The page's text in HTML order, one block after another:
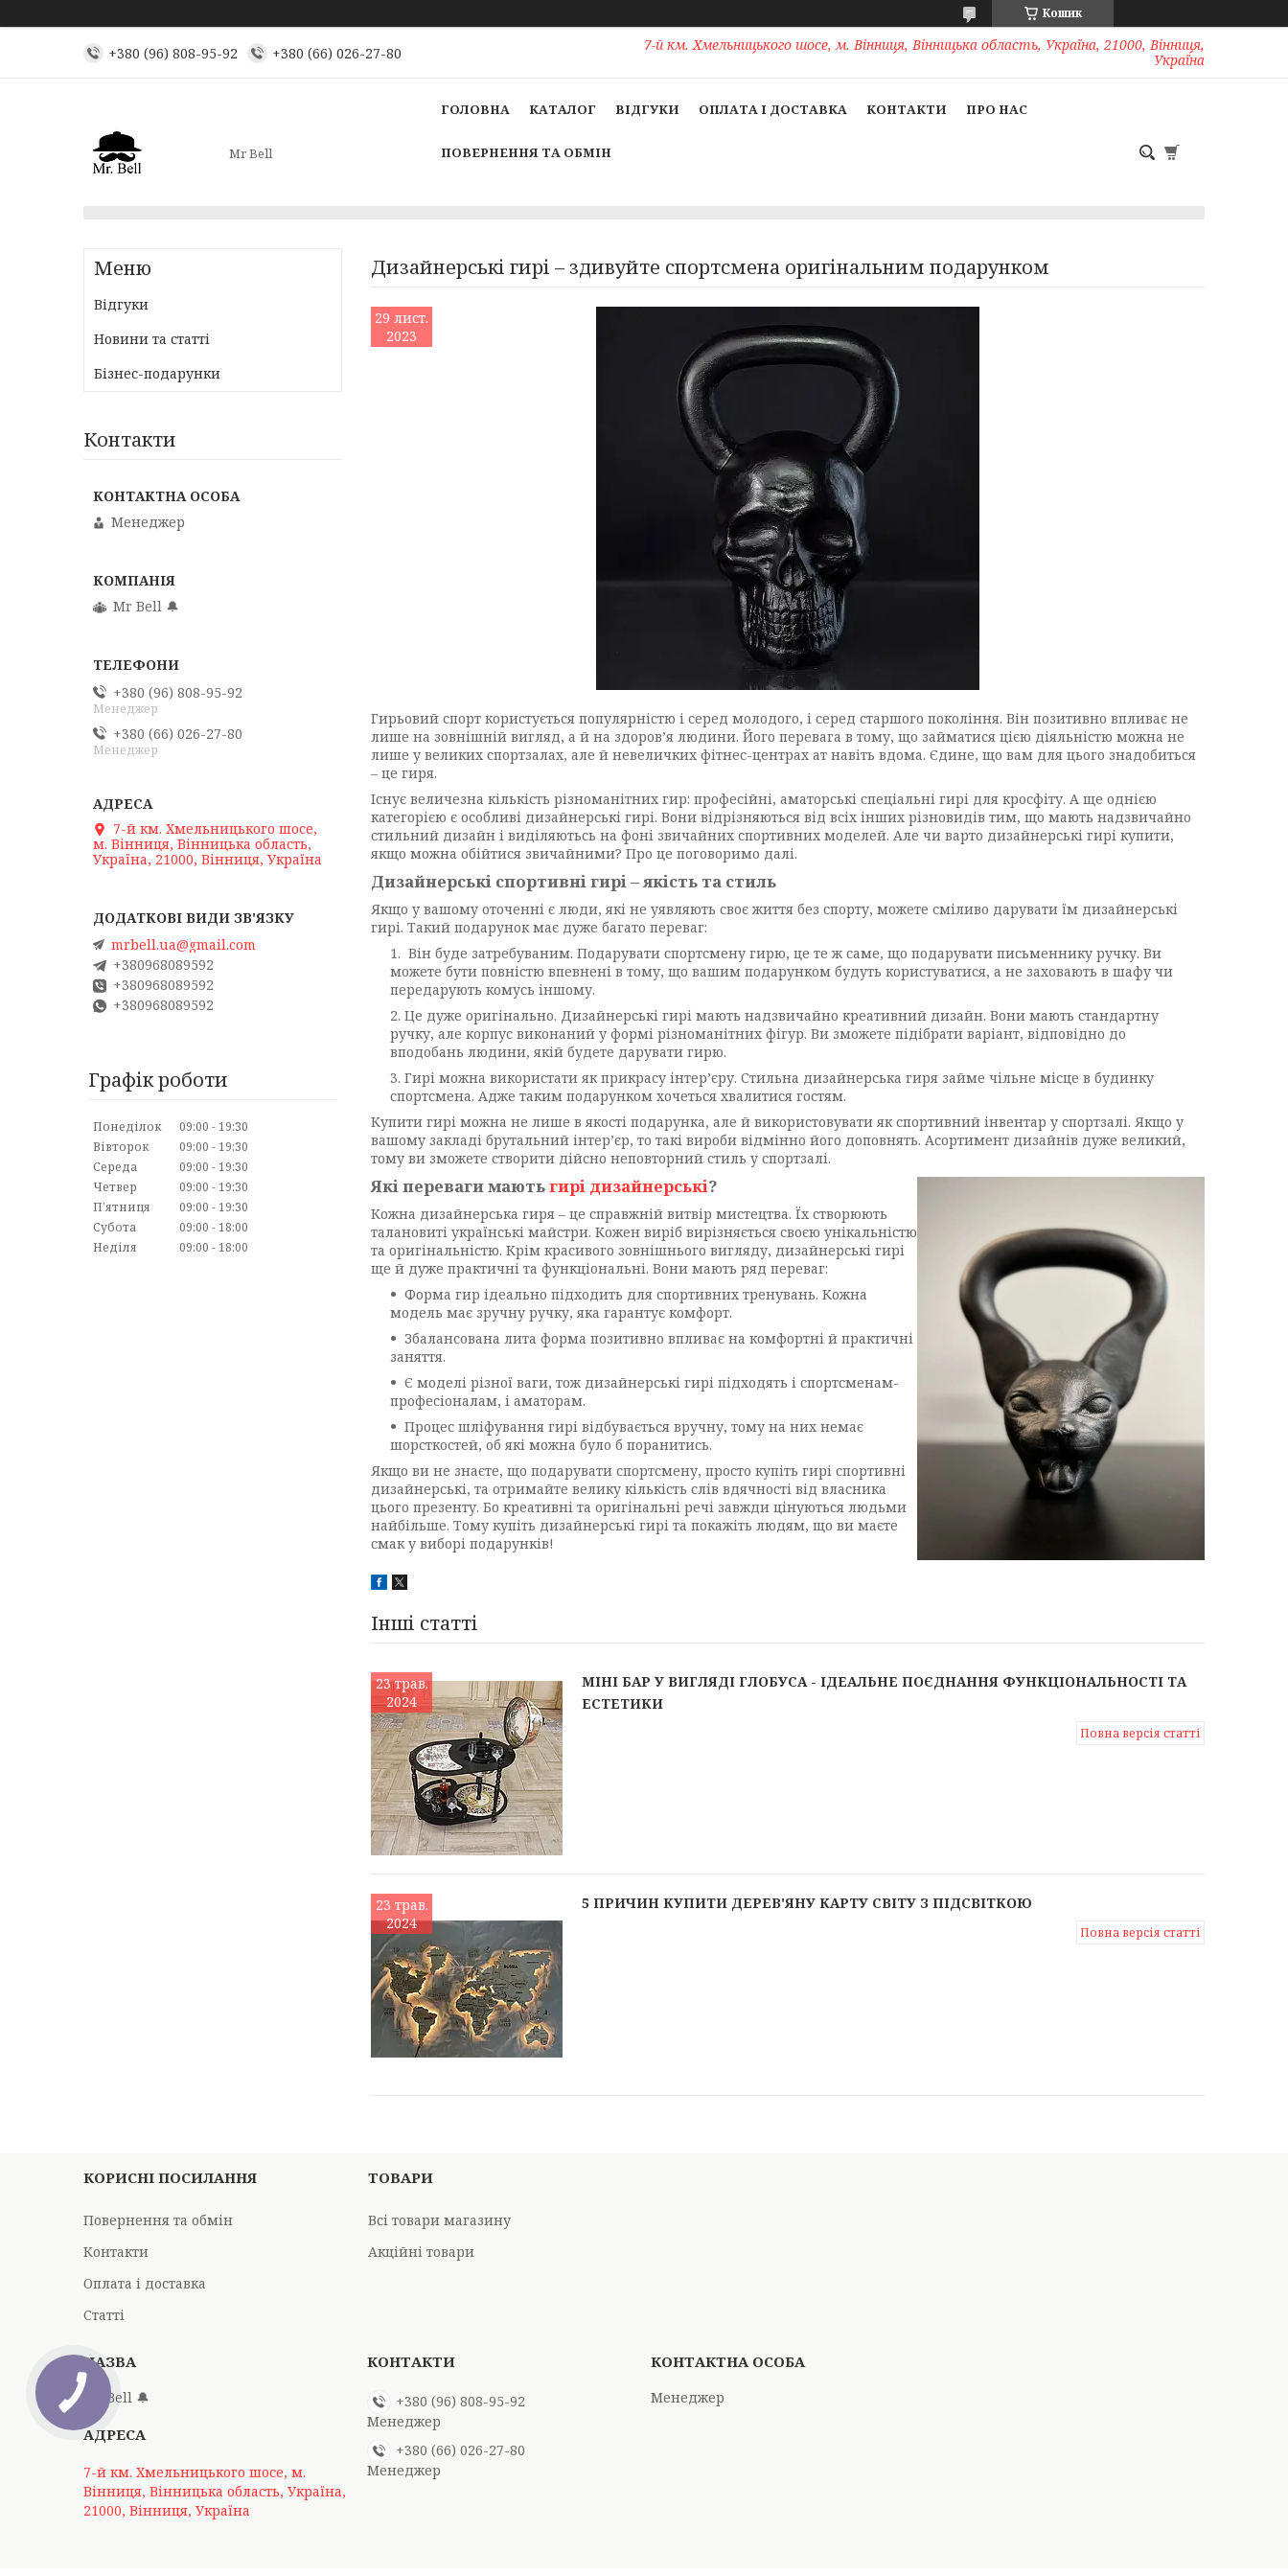
Кошик
+380 (96) 808-95-92 +380 (66) 026-27-80
7-й км. Хмельницького шосе, м. Вінниця, Вінницька область, Україна, 21000, Вінниця,
Україна
Mr Bell
ГОЛОВНА КАТАЛОГ ВІДГУКИ ОПЛАТА І ДОСТАВКА КОНТАКТИ ПРО НАС
ПОВЕРНЕННЯ ТА ОБМІН
Дизайнерські гирі – здивуйте спортсмена оригінальним подарунком
29 лист.
2023
Гирьовий спорт користується популярністю і серед молодого, і серед старшого покоління. Він позитивно впливає не
лише на зовнішній вигляд, а й на здоров’я людини. Його перевага в тому, що займатися цією діяльністю можна не
лише у великих спортзалах, але й невеличких фітнес-центрах ат навіть вдома. Єдине, що вам для цього знадобиться
– це гиря.
Існує величезна кількість різноманітних гир: професійні, аматорські спеціальні гирі для кросфіту. А ще однією
категорією є особливі дизайнерські гирі. Вони відрізняються від всіх інших різновидів тим, що мають надзвичайно
стильний дизайн і виділяютьсь на фоні звичайних спортивних моделей. Але чи варто дизайнерські гирі купити,
якщо можна обійтися звичайними? Про це поговоримо далі.
Дизайнерські спортивні гирі – якість та стиль
Якщо у вашому оточенні є люди, які не уявляють своє життя без спорту, можете сміливо дарувати їм дизайнерські
гирі. Такий подарунок має дуже багато переваг:
Він буде затребуваним. Подарувати спортсмену гирю, це те ж саме, що подарувати письменнику ручку. Ви
можете бути повністю впевнені в тому, що вашим подарунком будуть користуватися, а не заховають в шафу чи
передарують комусь іншому.
Це дуже оригінально. Дизайнерські гирі мають надзвичайно креативний дизайн. Вони мають стандартну
ручку, але корпус виконаний у формі різноманітних фігур. Ви зможете підібрати варіант, відповідно до
вподобань людини, якій будете дарувати гирю.
Гирі можна використати як прикрасу інтер’єру. Стильна дизайнерська гиря займе чільне місце в будинку
спортсмена. Адже таким подарунком хочеться хвалитися гостям.
Купити гирі можна не лише в якості подарунка, але й використовувати як спортивний інвентар у спортзалі. Якщо у
вашому закладі брутальний інтер’єр, то такі вироби відмінно його доповнять. Асортимент дизайнів дуже великий,
тому ви зможете створити дійсно неповторний стиль у спортзалі.
Які переваги маютьгирі дизайнерські?
Кожна дизайнерська гиря – це справжній витвір мистецтва. Їх створюють
талановиті українські майстри. Кожен виріб вирізняється своєю унікальністю
та оригінальністю. Крім красивого зовнішнього вигляду, дизайнерські гирі
ще й дуже практичні та функціональні. Вони мають ряд переваг:
Форма гир ідеально підходить для спортивних тренувань. Кожна
модель має зручну ручку, яка гарантує комфорт.
Збалансована лита форма позитивно впливає на комфортні й практичні
заняття.
Є моделі різної ваги, тож дизайнерські гирі підходять і спортсменам-
професіоналам, і аматорам.
Процес шліфування гирі відбувається вручну, тому на них немає
шорсткостей, об які можна було б поранитись.
Якщо ви не знаєте, що подарувати спортсмену, просто купіть гирі спортивні
дизайнерські, та отримайте велику кількість слів вдячності від власника
цього презенту. Бо креативні та оригінальні речі завжди цінуються людьми
найбільше. Тому купіть дизайнерські гирі та покажіть людям, що ви маєте
смак у виборі подарунків!
Інші статті
23 трав.
2024
МІНІ БАР У ВИГЛЯДІ ГЛОБУСА - ІДЕАЛЬНЕ ПОЄДНАННЯ ФУНКЦІОНАЛЬНОСТІ ТА
ЕСТЕТИКИ
Повна версія статті
23 трав.
2024
5 ПРИЧИН КУПИТИ ДЕРЕВ'ЯНУ КАРТУ СВІТУ З ПІДСВІТКОЮ
Повна версія статті
Відгуки
Новини та статті
Бізнес-подарунки
Контакти
Менеджер
Mr Bell 🔔
+380 (96) 808-95-92
Менеджер
+380 (66) 026-27-80
Менеджер
7-й км. Хмельницького шосе,
м. Вінниця, Вінницька область,
Україна, 21000, Вінниця, Україна
mrbell.ua@gmail.com
+380968089592
+380968089592
+380968089592
Графік роботи
Понеділок 09:00
19:30
Вівторок
09:00
19:30
Середа
09:00
19:30
Четвер
09:00
19:30
Пʼятниця
09:00
19:30
Субота
09:00
18:00
Неділя
09:00 18:00
КОРИСНІ ПОСИЛАННЯ
Повернення та обмін
Контакти
Оплата і доставка
Статті
ТОВАРИ
Всі товари магазину
Акційні товари
Mr Bell 🔔
7-й км. Хмельницького шосе, м.
Вінниця, Вінницька область, Україна,
21000, Вінниця, Україна
+380 (96) 808-95-92
Менеджер
+380 (66) 026-27-80
Менеджер
Менеджер